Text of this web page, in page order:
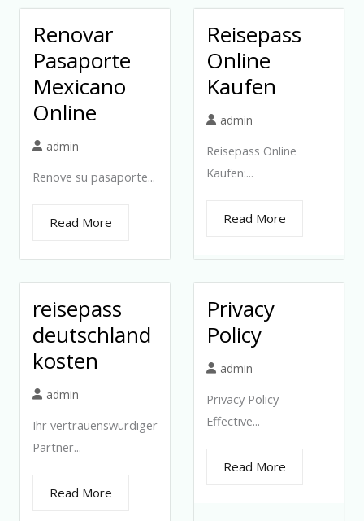
Renovar
Pasaporte
Mexicano
Online
admin
Renove su pasaporte...
Read More
Reisepass
Online
Kaufen
admin
Reisepass Online
Kaufen:...
Read More
reisepass
deutschland
kosten
admin
Ihr vertrauenswürdiger
Partner...
Read More
Privacy
Policy
admin
Privacy Policy
Effective...
Read More